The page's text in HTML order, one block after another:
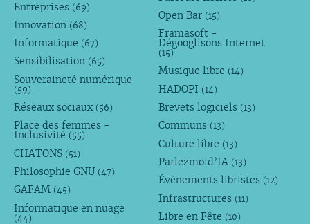
Entreprises (69)
Innovation (68)
Informatique (67)
Sensibilisation (65)
Souveraineté numérique
(59)
Réseaux sociaux (56)
Place des femmes -
Inclusivité (55)
CHATONS (51)
Philosophie GNU (47)
GAFAM (45)
Informatique en nuage
(44)
Open Bar (15)
Framasoft -
Dégooglisons Internet
(15)
Musique libre (14)
HADOPI (14)
Brevets logiciels (13)
Communs (13)
Culture libre (13)
Parlezmoid’IA (13)
Évènements libristes (12)
Infrastructures (11)
Libre en Fête (10)